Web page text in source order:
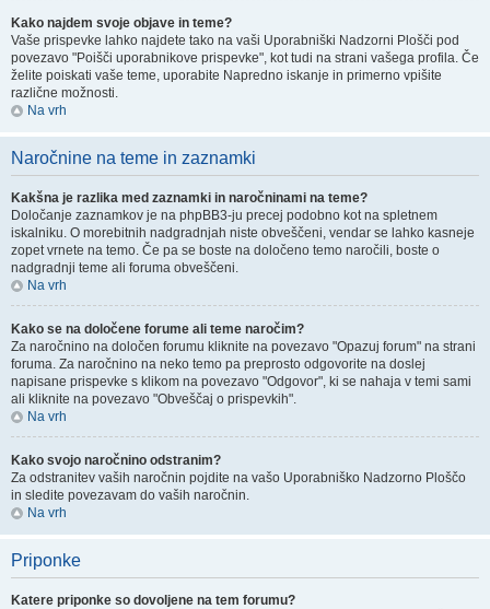
Kako najdem svoje objave in teme?
Vaše prispevke lahko najdete tako na vaši Uporabniški Nadzorni Plošči pod
povezavo "Poišči uporabnikove prispevke", kot tudi na strani vašega profila. Če
želite poiskati vaše teme, uporabite Napredno iskanje in primerno vpišite
različne možnosti.
Na vrh
Naročnine na teme in zaznamki
Kakšna je razlika med zaznamki in naročninami na teme?
Določanje zaznamkov je na phpBB3-ju precej podobno kot na spletnem
iskalniku. O morebitnih nadgradnjah niste obveščeni, vendar se lahko kasneje
zopet vrnete na temo. Če pa se boste na določeno temo naročili, boste o
nadgradnji teme ali foruma obveščeni.
Na vrh
Kako se na določene forume ali teme naročim?
Za naročnino na določen forumu kliknite na povezavo "Opazuj forum" na strani
foruma. Za naročnino na neko temo pa preprosto odgovorite na doslej
napisane prispevke s klikom na povezavo "Odgovor", ki se nahaja v temi sami
ali kliknite na povezavo "Obveščaj o prispevkih".
Na vrh
Kako svojo naročnino odstranim?
Za odstranitev vaših naročnin pojdite na vašo Uporabniško Nadzorno Ploščo
in sledite povezavam do vaših naročnin.
Na vrh
Priponke
Katere priponke so dovoljene na tem forumu?